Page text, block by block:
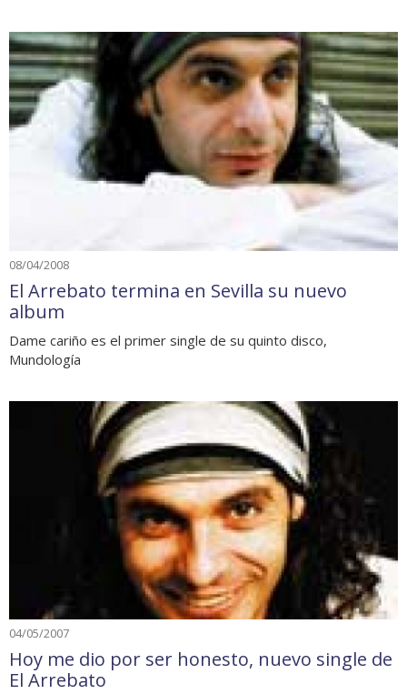
08/04/2008
El Arrebato termina en Sevilla su nuevo
album
Dame cariño es el primer single de su quinto disco,
Mundología
04/05/2007
Hoy me dio por ser honesto, nuevo single de
El Arrebato